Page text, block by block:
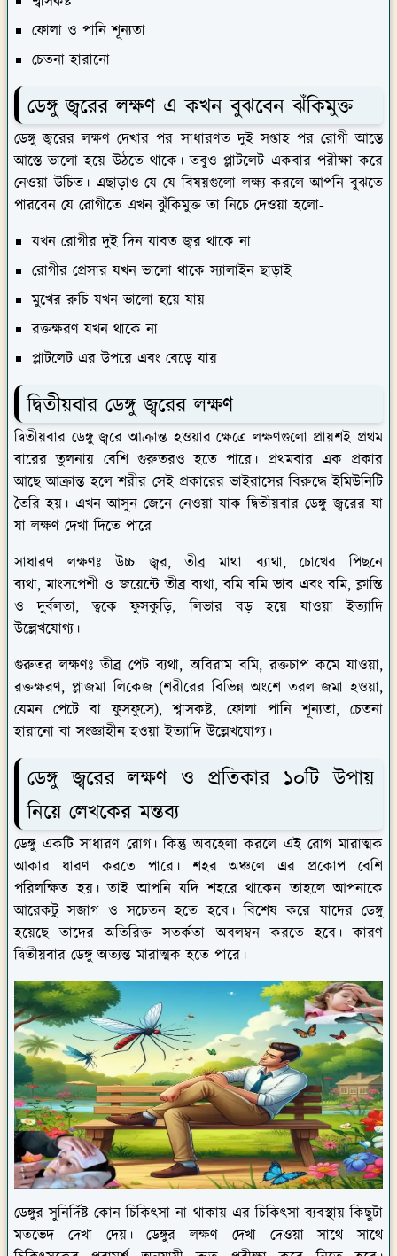
ফোলা ও পানি শূন্যতা
চেতনা হারানো
ডেঙ্গু জ্বরের লক্ষণ এ কখন বুঝবেন ঝঁকিমুক্ত
ডেঙ্গু জ্বরের লক্ষণ দেখার পর সাধারণত দুই সপ্তাহ পর রোগী আস্তে
আস্তে ভালো হয়ে উঠতে থাকে। তবুও প্লাটলেট একবার পরীক্ষা করে
নেওয়া উচিত। এছাড়াও যে যে বিষয়গুলো লক্ষ্য করলে আপনি বুঝতে
পারবেন যে রোগীতে এখন ঝুঁকিমুক্ত তা নিচে দেওয়া হলো-
রোগীর প্রেসার যখন ভালো থাকে স্যালাইন ছাড়াই
মুখের রুচি যখন ভালো হয়ে যায়
রক্তক্ষরণ যখন থাকে না
প্লাটলেট এর উপরে এবং বেড়ে যায়
দ্বিতীয়বার ডেঙ্গু জ্বরের লক্ষণ
দ্বিতীয়বার ডেঙ্গু জ্বরে আক্রান্ত হওয়ার ক্ষেত্রে লক্ষণগুলো প্রায়শই প্রথম
বারের তুলনায় বেশি গুরুতরও হতে পারে। প্রথমবার এক প্রকার
আছে আক্রান্ত হলে শরীর সেই প্রকারের ভাইরাসের বিরুদ্ধে ইমিউনিটি
তৈরি হয়। এখন আসুন জেনে নেওয়া যাক দ্বিতীয়বার ডেঙ্গু জ্বরের যা
যা লক্ষণ দেখা দিতে পারে-
ব্যথা, মাংসপেশী ও জয়েন্টে তীব্র ব্যথা, বমি বমি ভাব এবং বমি, ক্লান্তি
ও দুর্বলতা, ত্বকে ফুসকুড়ি, লিভার বড় হয়ে যাওয়া ইত্যাদি
উল্লেখযোগ্য।
রক্তক্ষরণ, প্লাজমা লিকেজ (শরীরের বিভিন্ন অংশে তরল জমা হওয়া,
যেমন পেটে বা ফুসফুসে), শ্বাসকষ্ট, ফোলা পানি শূন্যতা, চেতনা
হারানো বা সংজ্ঞাহীন হওয়া ইত্যাদি উল্লেখযোগ্য।
ডেঙ্গু জ্বরের লক্ষণ ও প্রতিকার ১০টি উপায়
নিয়ে লেখকের মন্তব্য
ডেঙ্গু একটি সাধারণ রোগ। কিন্তু অবহেলা করলে এই রোগ মারাত্মক
আকার ধারণ করতে পারে। শহর অঞ্চলে এর প্রকোপ বেশি
পরিলক্ষিত হয়। তাই আপনি যদি শহরে থাকেন তাহলে আপনাকে
আরেকটু সজাগ ও সচেতন হতে হবে। বিশেষ করে যাদের ডেঙ্গু
হয়েছে তাদের অতিরিক্ত সতর্কতা অবলম্বন করতে হবে। কারণ
দ্বিতীয়বার ডেঙ্গু অত্যন্ত মারাত্মক হতে পারে।
ডেঙ্গুর সুনির্দিষ্ট কোন চিকিৎসা না থাকায় এর চিকিৎসা ব্যবস্থায় কিছুটা
মতভেদ দেখা দেয়। ডেঙ্গুর লক্ষণ দেখা দেওয়া সাথে সাথে
চিকিৎসকের পরামর্শ অনুযায়ী দ্রুত পরীক্ষা করে নিতে হবে।